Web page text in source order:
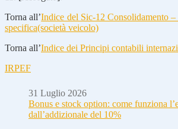
Torna all’Indice del Sic-12 Consolidamento –
specifica(società veicolo)
Torna all’Indice dei Principi contabili
IRPEF
31 Luglio 2026
Bonus e stock option: come funziona
dall’addizionale del 10%